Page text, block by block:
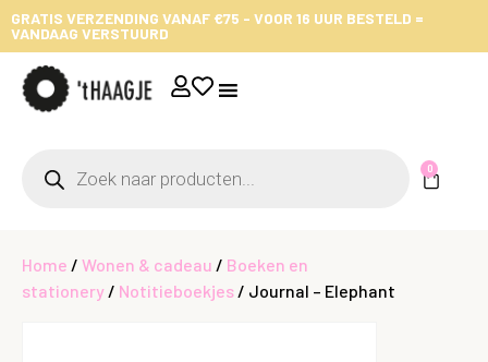
GRATIS VERZENDING VANAF €75 - VOOR 16 UUR BESTELD =
VANDAAG VERSTUURD
0
Home / Wonen & cadeau / Boeken en
stationery / Notitieboekjes / Journal – Elephant